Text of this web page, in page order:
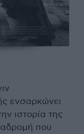
ενσαρκώνει
ιστορία της
που